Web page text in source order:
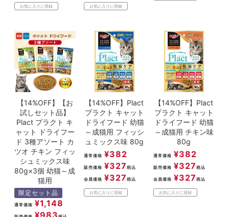
お気に入りに登録 お気に入りに登録
【14%OFF】【お
試しセット品】
Plact プラクト キ
ャット ドライフー
ド 3種アソート カ
ツオ チキン フィッ
シュミックス味
80g×3個 幼猫～成
猫用
限定セット品
通常価格 ¥1,148
¥983
【14%OFF】Plact
プラクト キャット
ドライフード 幼猫
～成猫用 フィッシ
ュミックス味 80g
通常価格 ¥382
販売価格 ¥327 税込
会員価格 ¥327 税込
お気に入りに登録
【14%OFF】Plact
プラクト キャット
ドライフード 幼猫
～成猫用 チキン味
80g
通常価格 ¥382
販売価格 ¥327 税込
会員価格 ¥327 税込
お気に入りに登録